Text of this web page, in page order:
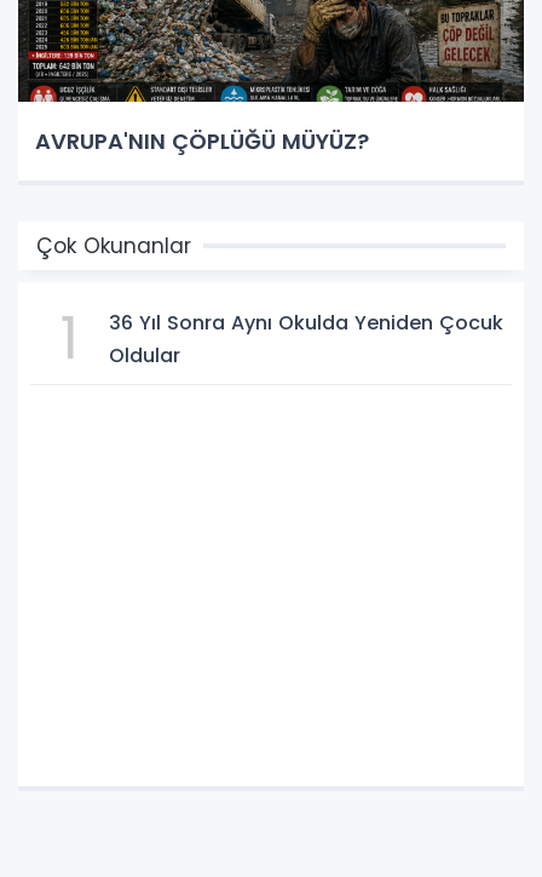
AVRUPA'NIN ÇÖPLÜĞÜ MÜYÜZ?
Çok Okunanlar
1
36 Yıl Sonra Aynı Okulda Yeniden Çocuk
Oldular